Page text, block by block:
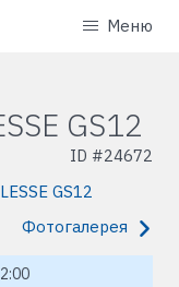
Меню
GS12
ID #24672
Фотогалерея